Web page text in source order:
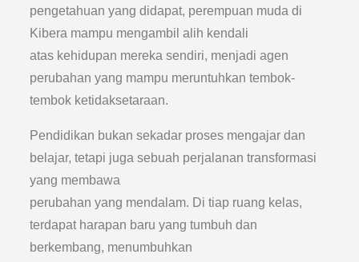
pengetahuan yang didapat, perempuan muda di
Kibera mampu mengambil alih kendali
atas kehidupan mereka sendiri, menjadi agen
perubahan yang mampu meruntuhkan tembok-
tembok ketidaksetaraan.
Pendidikan bukan sekadar proses mengajar dan
belajar, tetapi juga sebuah perjalanan transformasi
yang membawa
perubahan yang mendalam. Di tiap ruang kelas,
terdapat harapan baru yang tumbuh dan
berkembang, menumbuhkan